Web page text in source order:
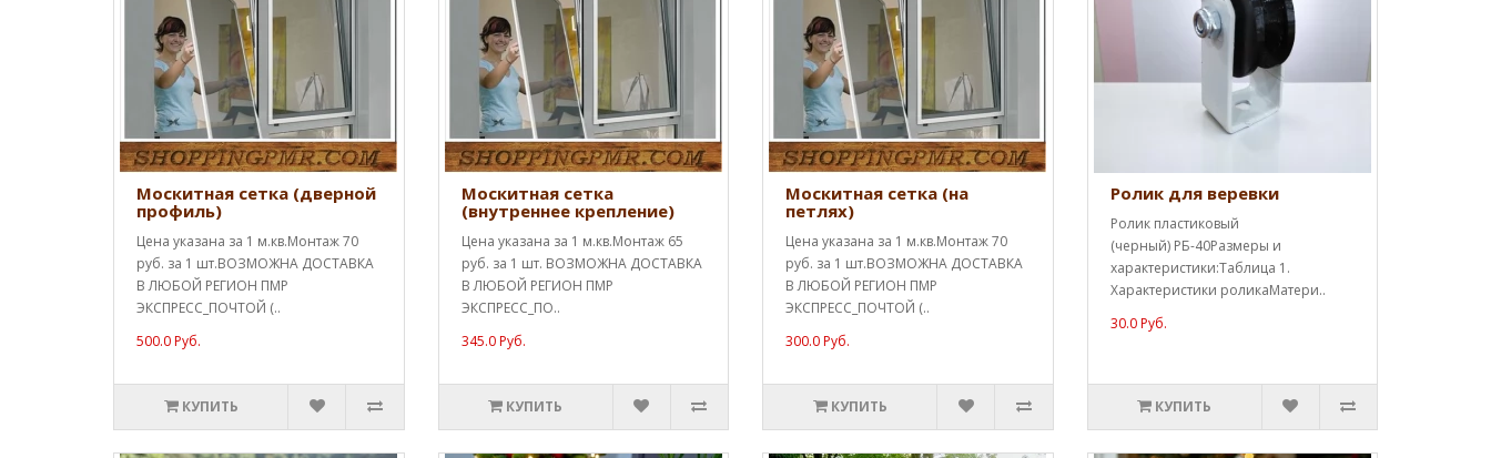
Москитная сетка (дверной
профиль)
Цена указана за 1 м.кв.Монтаж 70
руб. за 1 шт.ВОЗМОЖНА ДОСТАВКА
В ЛЮБОЙ РЕГИОН ПМР
ЭКСПРЕСС_ПОЧТОЙ (..
500.0 Руб.
КУПИТЬ
Москитная сетка
(внутреннее крепление)
Цена указана за 1 м.кв.Монтаж 65
руб. за 1 шт. ВОЗМОЖНА ДОСТАВКА
В ЛЮБОЙ РЕГИОН ПМР
ЭКСПРЕСС_ПО..
345.0 Руб.
КУПИТЬ
Москитная сетка (на
петлях)
Цена указана за 1 м.кв.Монтаж 70
руб. за 1 шт.ВОЗМОЖНА ДОСТАВКА
В ЛЮБОЙ РЕГИОН ПМР
ЭКСПРЕСС_ПОЧТОЙ (..
300.0 Руб.
КУПИТЬ
Ролик для веревки
Ролик пластиковый
(черный) РБ-40Размеры и
характеристики:Таблица 1.
Характеристики роликаМатери..
30.0 Руб.
КУПИТЬ